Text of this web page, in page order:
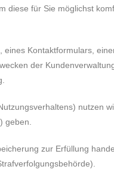
diese für Sie möglichst
Kontaktformulars,
der
nutzen
geben.
zur Erfüllung